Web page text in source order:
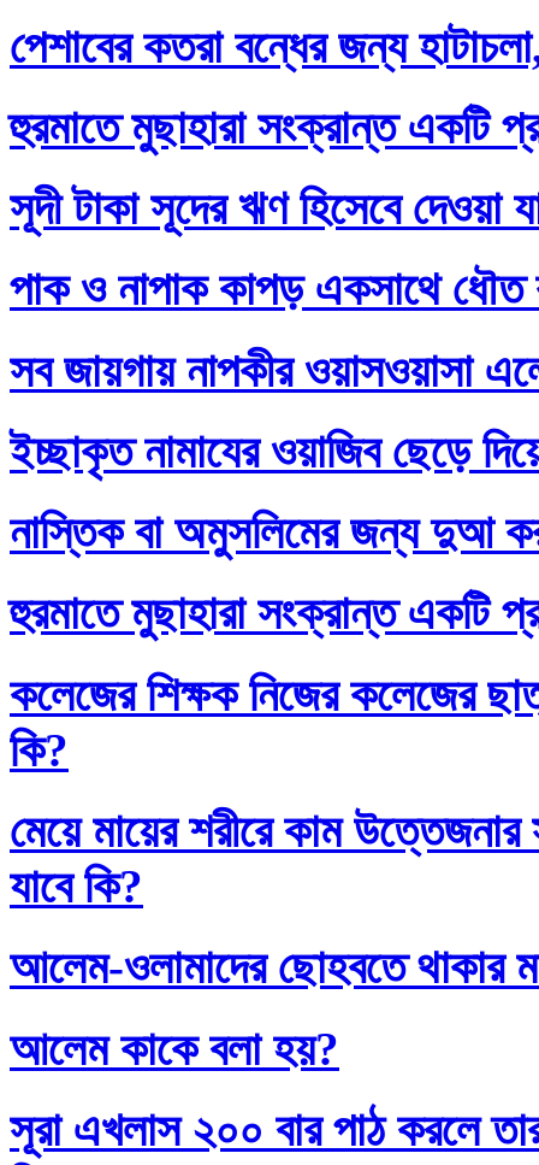
পেশাবের কতরা বন্ধের জন্য
হুরমাতে মুছাহারা সংক্রান্ত একটি
সূদী টাকা সূদের ঋণ হিসেবে দেওয়া
পাক ও নাপাক কাপড় একসাথে ধৌত
সব জায়গায় নাপকীর ওয়াসওয়াসা
ইচ্ছাকৃত নামাযের ওয়াজিব ছেড়ে
নাস্তিক বা অমুসলিমের জন্য দুআ
হুরমাতে মুছাহারা সংক্রান্ত একটি
কলেজের শিক্ষক নিজের কলেজের
কি?
মেয়ে মায়ের শরীরে কাম উত্তেজনার
যাবে কি?
আলেম-ওলামাদের ছোহবতে থাকার
আলেম কাকে বলা হয়?
সূরা এখলাস ২০০ বার পাঠ করলে